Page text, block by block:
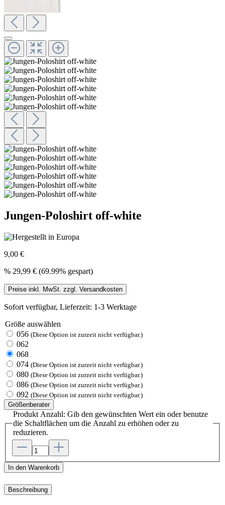
Jungen-Poloshirt off-white
9,00 €
% 29,99 € (69.99% gespart)
Preise inkl. MwSt. zzgl. Versandkosten
Sofort verfügbar, Lieferzeit: 1-3 Werktage
Größe auswählen
056 (Diese Option ist zurzeit nicht verfügbar.)
062
068
074 (Diese Option ist zurzeit nicht verfügbar.)
080 (Diese Option ist zurzeit nicht verfügbar.)
086 (Diese Option ist zurzeit nicht verfügbar.)
092 (Diese Option ist zurzeit nicht verfügbar.)
Größenberater
Produkt Anzahl: Gib den gewünschten Wert ein oder benutze
die Schaltflächen um die Anzahl zu erhöhen oder zu
reduzieren.
In den Warenkorb
Beschreibung